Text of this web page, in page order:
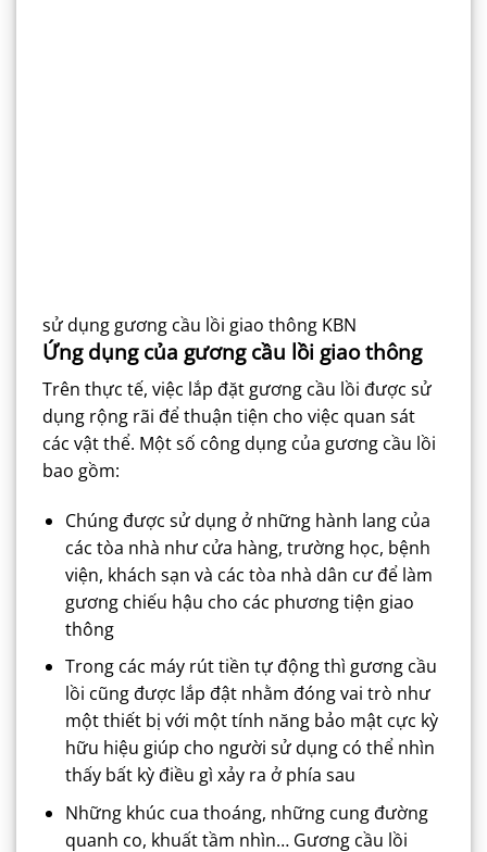
sử dụng gương cầu lồi giao thông KBN
Ứng dụng của gương cầu lồi giao thông
Trên thực tế, việc lắp đặt gương cầu lồi được sử
dụng rộng rãi để thuận tiện cho việc quan sát
các vật thể. Một số công dụng của gương cầu lồi
bao gồm:
Chúng được sử dụng ở những hành lang của
các tòa nhà như cửa hàng, trường học, bệnh
viện, khách sạn và các tòa nhà dân cư để làm
gương chiếu hậu cho các phương tiện giao
thông
Trong các máy rút tiền tự động thì gương cầu
lồi cũng được lắp đật nhằm đóng vai trò như
một thiết bị với một tính năng bảo mật cực kỳ
hữu hiệu giúp cho người sử dụng có thể nhìn
thấy bất kỳ điều gì xảy ra ở phía sau
Những khúc cua thoáng, những cung đường
quanh co, khuất tầm nhìn… Gương cầu lồi